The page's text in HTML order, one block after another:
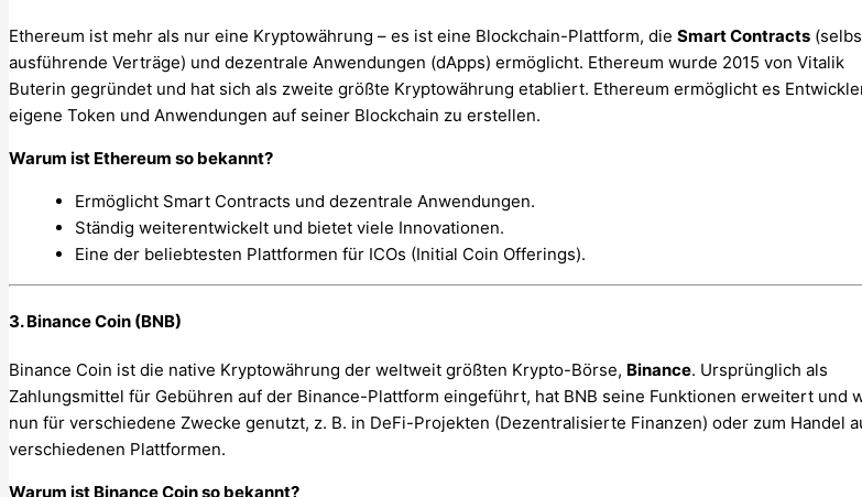
Ethereum ist mehr als nur eine Kryptowährung – es ist eine Blockchain-Plattform, die Smart Contracts
ausführende Verträge) und dezentrale Anwendungen (dApps) ermöglicht. Ethereum wurde 2015 von Vitalik
Buterin gegründet und hat sich als zweite größte Kryptowährung etabliert. Ethereum ermöglicht es
eigene Token und Anwendungen auf seiner Blockchain zu erstellen.
Warum ist Ethereum so bekannt?
Ermöglicht Smart Contracts und dezentrale Anwendungen.
Ständig weiterentwickelt und bietet viele Innovationen.
Eine der beliebtesten Plattformen für ICOs (Initial Coin Offerings).
3. Binance Coin (BNB)
Binance Coin ist die native Kryptowährung der weltweit größten Krypto-Börse, Binance. Ursprünglich als
Zahlungsmittel für Gebühren auf der Binance-Plattform eingeführt, hat BNB seine Funktionen erweitert und
nun für verschiedene Zwecke genutzt, z. B. in DeFi-Projekten (Dezentralisierte Finanzen) oder zum Handel
verschiedenen Plattformen.
Warum ist Binance Coin so bekannt?